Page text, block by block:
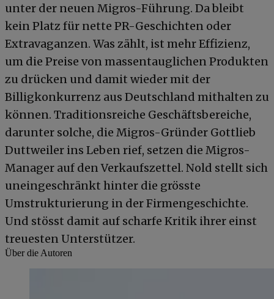
unter der neuen Migros-Führung. Da bleibt
kein Platz für nette PR-Geschichten oder
Extravaganzen. Was zählt, ist mehr Effizienz,
um die Preise von massentauglichen Produkten
zu drücken und damit wieder mit der
Billigkonkurrenz aus Deutschland mithalten zu
können. Traditionsreiche Geschäftsbereiche,
darunter solche, die Migros-Gründer Gottlieb
Duttweiler ins Leben rief, setzen die Migros-
Manager auf den Verkaufszettel. Nold stellt sich
uneingeschränkt hinter die grösste
Umstrukturierung in der Firmengeschichte.
Und stösst damit auf scharfe Kritik ihrer einst
treuesten Unterstützer.
Über die Autoren